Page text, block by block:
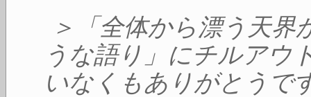
＞「全体から漂う天
うな語り」にチルアウ
いなくもありがとうで